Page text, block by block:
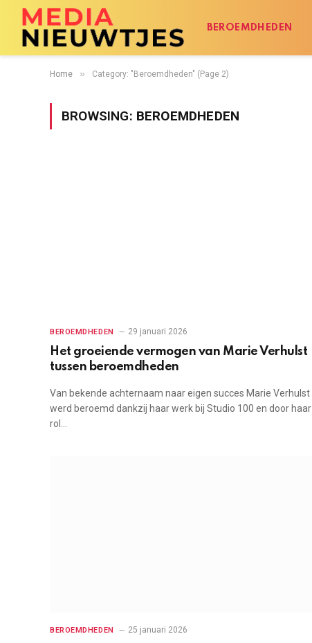
BEROEMDHEDEN
Home » Category: "Beroemdheden" (Page 2)
BROWSING: BEROEMDHEDEN
BEROEMDHEDEN 29 januari 2026
Het groeiende vermogen van Marie Verhulst
tussen beroemdheden
Van bekende achternaam naar eigen succes Marie Verhulst
werd beroemd dankzij haar werk bij Studio 100 en door haar
rol…
BEROEMDHEDEN 25 januari 2026